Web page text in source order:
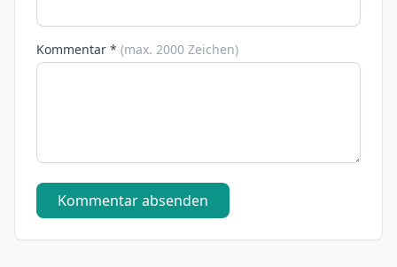
Kommentar * (max. 2000 Zeichen)
Kommentar absenden